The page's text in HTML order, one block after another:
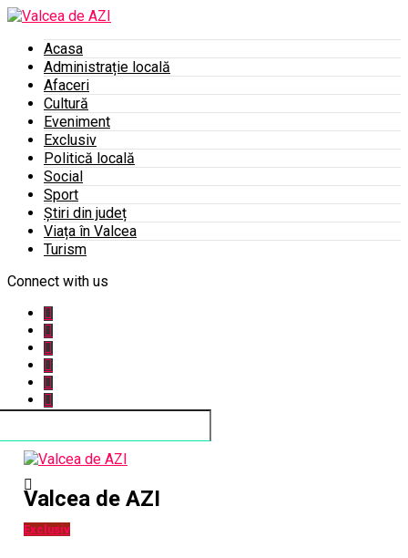
Acasa
Administrație locală
Afaceri
Cultură
Eveniment
Exclusiv
Politică locală
Social
Sport
Știri din județ
Viața în Valcea
Turism
Connect with us
Valcea de AZI
Exclusiv